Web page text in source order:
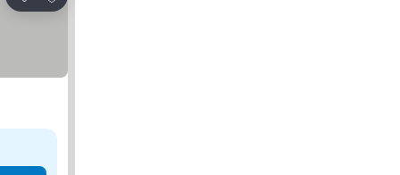
Kongsi